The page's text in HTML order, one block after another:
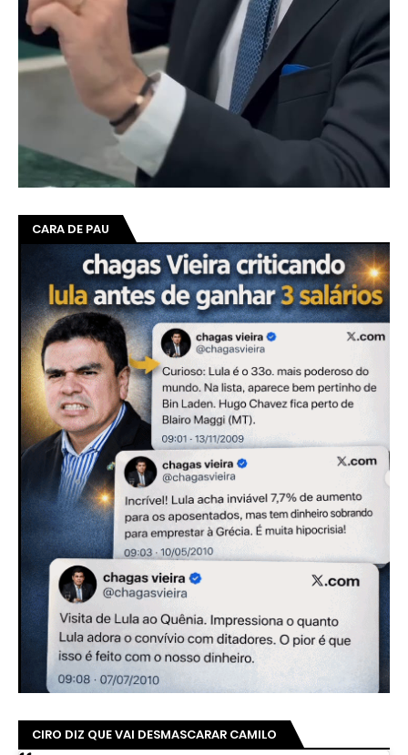
CARA DE PAU
CIRO DIZ QUE VAI DESMASCARAR CAMILO